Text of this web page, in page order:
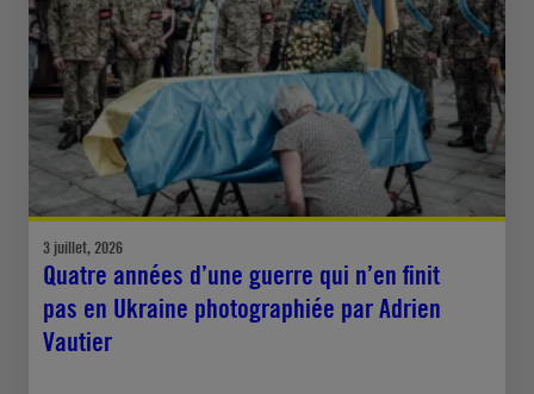
3 juillet, 2026
Quatre années d’une guerre qui n’en finit
pas en Ukraine photographiée par Adrien
Vautier